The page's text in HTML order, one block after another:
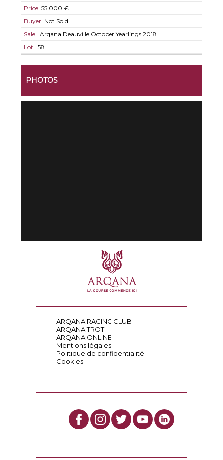
Price 55.000 €
Buyer Not Sold
Sale
Arqana Deauville October Yearlings 2018
Lot
58
PHOTOS
ARQANA RACING CLUB
ARQANA TROT
ARQANA ONLINE
Mentions légales
Politique de confidentialité
Cookies